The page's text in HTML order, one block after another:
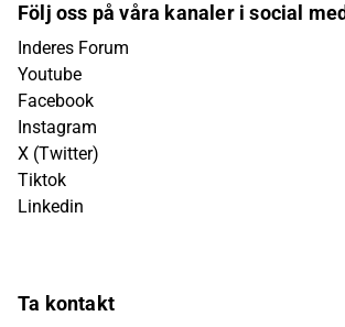
Följ oss på våra kanaler i social
Inderes Forum
Youtube
Facebook
Instagram
X (Twitter)
Tiktok
Linkedin
Ta kontakt